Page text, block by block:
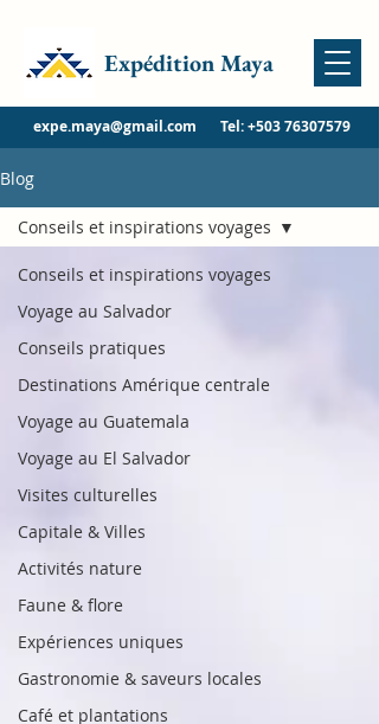
expe.maya@gmail.com Tel:+503 76307579
Expédition Maya
Blog
Conseils et inspirations voyages
Voyage au Salvador
Conseils pratiques
Destinations Amérique centrale
Voyage au Guatemala
Voyage au El Salvador
Visites culturelles
Capitale & Villes
Activités nature
Faune & flore
Expériences uniques
Gastronomie & saveurs locales
Café et plantations
Conseils et inspirations voyages